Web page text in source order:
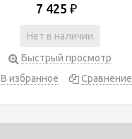
7 425 ₽
Нет в наличии
Быстрый просмотр
В избранное
Сравнение